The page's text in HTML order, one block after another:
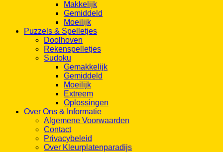
Makkelijk
Gemiddeld
Moeilijk
Puzzels & Spelletjes
Doolhoven
Rekenspelletjes
Sudoku
Gemakkelijk
Gemiddeld
Moeilijk
Extreem
Oplossingen
Over Ons & Informatie
Algemene Voorwaarden
Contact
Privacybeleid
Over Kleurplatenparadijs